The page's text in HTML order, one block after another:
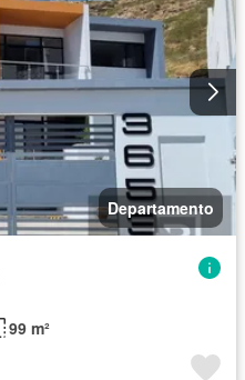
Departamento
99 m²